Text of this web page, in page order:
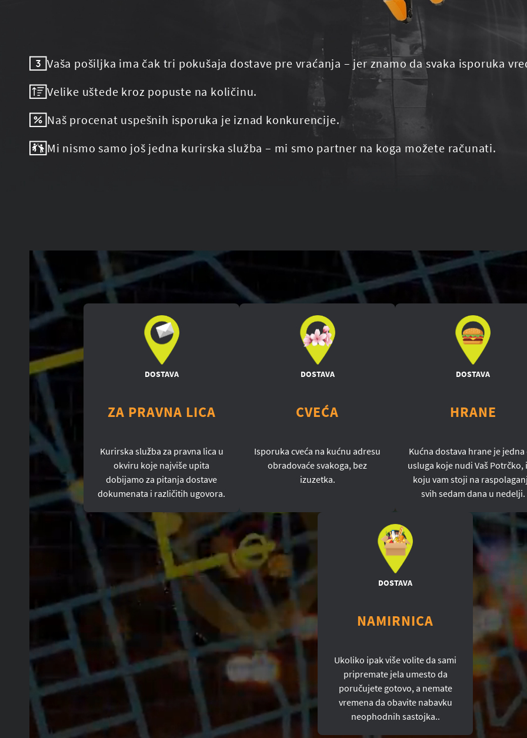
Vaša pošiljka ima čak tri pokušaja dostave pre vraćanja – jer znamo da svaka isporuka
Velike uštede kroz popuste na količinu.
Naš procenat uspešnih isporuka je iznad konkurencije.
Mi nismo samo još jedna kurirska služba – mi smo partner na koga možete računati.
DOSTAVA
ZA PRAVNA LICA
Kurirska služba za pravna lica u
okviru koje najviše upita
dobijamo za pitanja dostave
dokumenata i različitih ugovora.
DOSTAVA
CVEĆA
Isporuka cveća na kućnu adresu
obradovaće svakoga, bez
izuzetka.
DOSTAVA
HRANE
Kućna dostava hrane je
usluga koje nudi Vaš Potrčko,
koju vam stoji na
svih sedam dana u nedelji.
DOSTAVA
NAMIRNICA
Ukoliko ipak više volite da sami
pripremate jela umesto da
poručujete gotovo, a nemate
vremena da obavite nabavku
neophodnih sastojka..